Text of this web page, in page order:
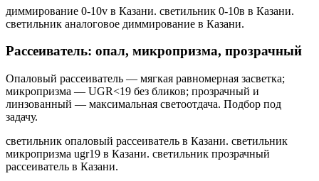
диммирование 0-10v в Казани. светильник 0-10в в Казани.
светильник аналоговое диммирование в Казани.
Рассеиватель: опал, микропризма, прозрачный
Опаловый рассеиватель — мягкая равномерная засветка;
микропризма — UGR<19 без бликов; прозрачный и
линзованный — максимальная светоотдача. Подбор под
задачу.
светильник опаловый рассеиватель в Казани. светильник
микропризма ugr19 в Казани. светильник прозрачный
рассеиватель в Казани.